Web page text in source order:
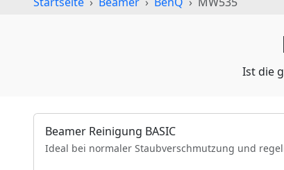
Ist die
Beamer Reinigung BASIC
Ideal bei normaler Staubverschmutzung und